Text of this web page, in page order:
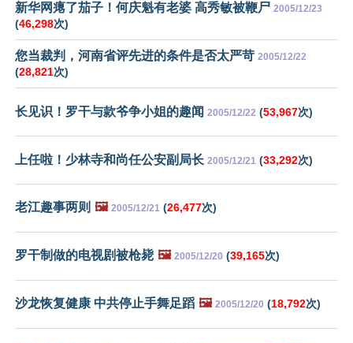
新华网瘪了茄子！何庆魁有老婆 高秀敏被鞭尸 2005/12/23
(46,298次)
您当裁判，河南省评先进的条件是否太严苛 2005/12/22
(28,821次)
长见识！罗干与款爷争小姐的趣闻 2005/12/22 (53,967次)
上任啦！少林寺和尚任公安副局长 2005/12/21 (33,292次)
老江趣事两则 🖼️ 2005/12/21 (26,477次)
罗干制做的电视剧被枪毙 🖼️ 2005/12/20 (39,165次)
沙龙恢复健康 中共停止手舞足蹈 🖼️ 2005/12/20 (18,792次)